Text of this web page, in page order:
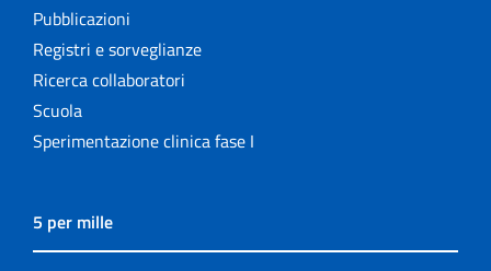
Pubblicazioni
Registri e sorveglianze
Ricerca collaboratori
Scuola
Sperimentazione clinica fase I
5 per mille